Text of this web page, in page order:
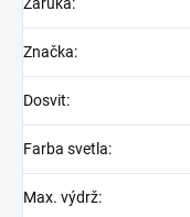
Záruka:
Značka:
Dosvit:
Farba svetla:
Max. výdrž: